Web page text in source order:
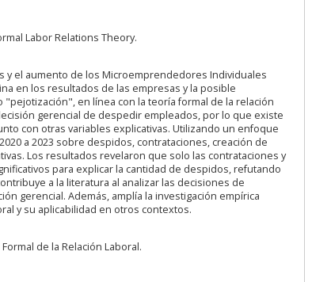
Labor Relations Theory.
y el aumento de los Microemprendedores Individuales
en los resultados de las empresas y la posible
en línea con la teoría formal de la relación
gerencial de despedir empleados, por lo que existe
con otras variables explicativas. Utilizando un enfoque
a 2023 sobre despidos, contrataciones, creación de
Los resultados revelaron que solo las contrataciones y
para explicar la cantidad de despidos, refutando
a la literatura al analizar las decisiones de
gerencial. Además, amplía la investigación empírica
y su aplicabilidad en otros contextos.
de la Relación Laboral.